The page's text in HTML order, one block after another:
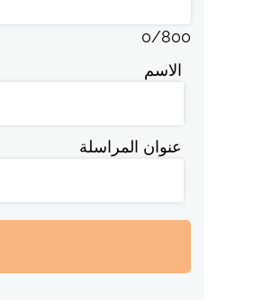
0/800
الاسم
عنوان المراسلة